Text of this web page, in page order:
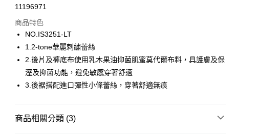
街口支付
ATM付款
運送方式
全家取貨付款
每筆NT$80，滿NT$1,000(含以上)免運費
每筆NT$80，滿NT$1,000(含以上)免運費
11196971
商品特色
NO.IS3251-LT
1.2-tone華麗刺繡蕾絲
2.後片及褲底布使用乳木果油抑菌肌蜜莫代爾布料，具護膚及保
溼及抑菌功能，避免敏感穿著舒適
3.後裾搭配進口彈性小條蕾絲，穿著舒適無痕
商品相關分類 (3)